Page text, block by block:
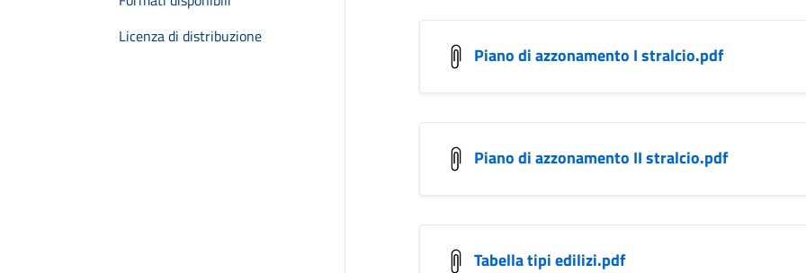
Licenza di distribuzione
Piano di azzonamento I stralcio.pdf
Piano di azzonamento II stralcio.pdf
Tabella tipi edilizi.pdf